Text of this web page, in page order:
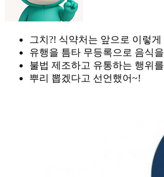
그치?! 식약처는 앞으로 이렇게
유행을 틈타 무등록으로 음식을
불법 제조하고 유통하는 행위를
뿌리 뽑겠다고 선언했어~!